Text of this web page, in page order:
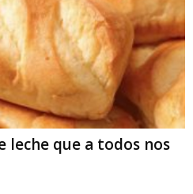
leche que a todos nos